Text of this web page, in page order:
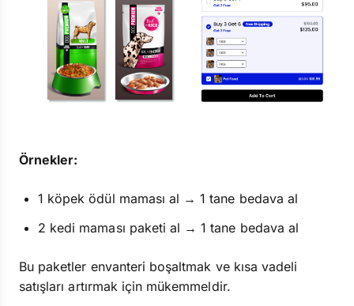
Örnekler:
1 köpek ödül maması al → 1 tane bedava al
2 kedi maması paketi al → 1 tane bedava al
Bu paketler envanteri boşaltmak ve kısa vadeli
satışları artırmak için mükemmeldir.